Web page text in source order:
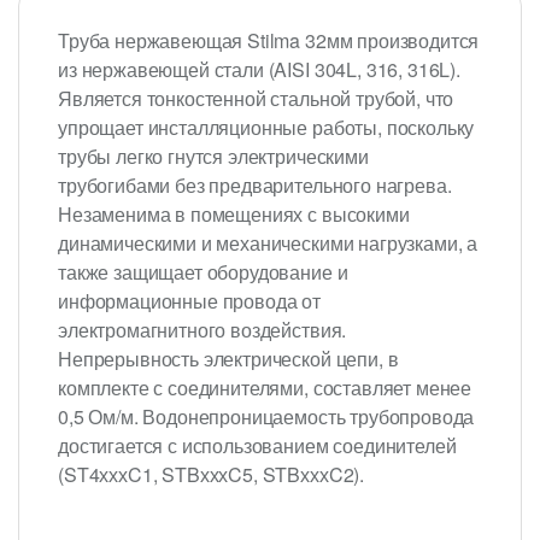
Труба нержавеющая Stilma 32мм производится
из нержавеющей стали (AISI 304L, 316, 316L).
Является тонкостенной стальной трубой, что
упрощает инсталляционные работы, поскольку
трубы легко гнутся электрическими
трубогибами без предварительного нагрева.
Незаменима в помещениях с высокими
динамическими и механическими нагрузками, а
также защищает оборудование и
информационные провода от
электромагнитного воздействия.
Непрерывность электрической цепи, в
комплекте с соединителями, составляет менее
0,5 Ом/м. Водонепроницаемость трубопровода
достигается с использованием соединителей
(ST4хххC1, STBхххC5, STBхххC2).